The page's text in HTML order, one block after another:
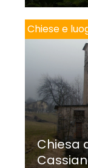
Chiese e
Chiesa